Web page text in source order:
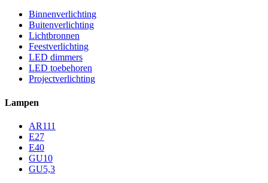
Binnenverlichting
Buitenverlichting
Lichtbronnen
Feestverlichting
LED dimmers
LED toebehoren
Projectverlichting
Lampen
AR111
E27
E40
GU10
GU5,3